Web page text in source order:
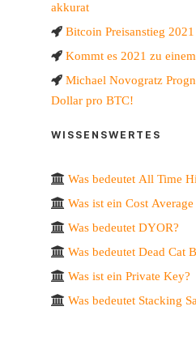
akkurat
Bitcoin Preisanstieg
Kommt es 2021 zu
Michael Novogratz
Dollar pro BTC!
WISSENSWERTES
Was bedeutet All Time
Was ist ein Cost
Was bedeutet DYOR?
Was bedeutet Dead Cat
Was ist ein Private Key?
Was bedeutet Stacking